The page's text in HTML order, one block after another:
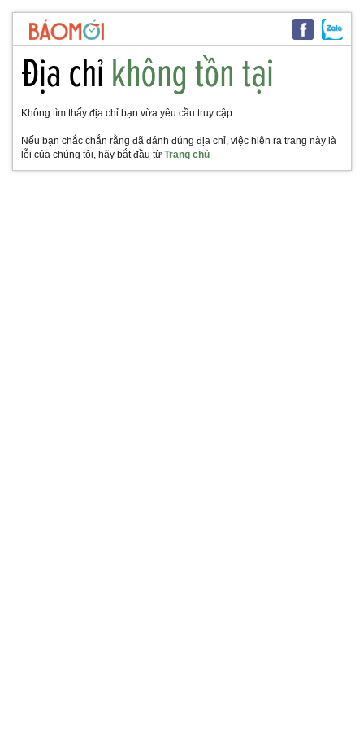
Không tìm thấy địa chỉ bạn vừa yêu cầu truy cập.
Nếu bạn chắc chắn rằng đã đánh đúng địa chỉ, việc hiện ra trang này là
lỗi của chúng tôi, hãy bắt đầu từ Trang chủ